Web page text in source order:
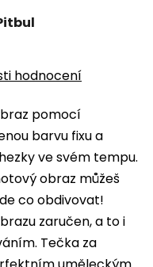
pomocí
barvu fixu a
ve svém tempu.
obraz můžeš
co obdivovat!
zaručen, a to i
Tečka za
hodnocení